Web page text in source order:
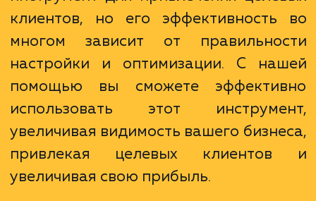
помогут вам улучшить эффективность
рекламных кампаний.
Google AdWords - это
инструмент для привлечения
клиентов, но его
многом зависит от